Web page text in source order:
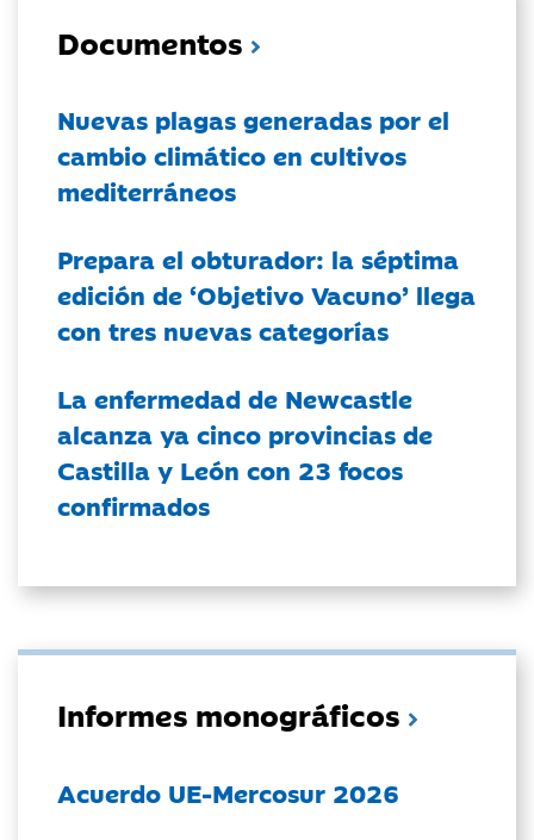
Documentos
Nuevas plagas generadas por el
cambio climático en cultivos
mediterráneos
Prepara el obturador: la séptima
edición de ‘Objetivo Vacuno’ llega
con tres nuevas categorías
La enfermedad de Newcastle
alcanza ya cinco provincias de
Castilla y León con 23 focos
confirmados
Informes monográficos
Acuerdo UE-Mercosur 2026